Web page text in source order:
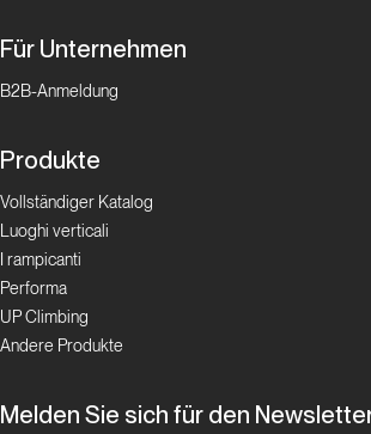
dell’Orco
la Vie
Possessione
Top Routes
Für Unternehmen
B2B-Anmeldung
Produkte
Vollständiger Katalog
Luoghi verticali
I rampicanti
Performa
UP Climbing
Andere Produkte
Melden Sie sich für den